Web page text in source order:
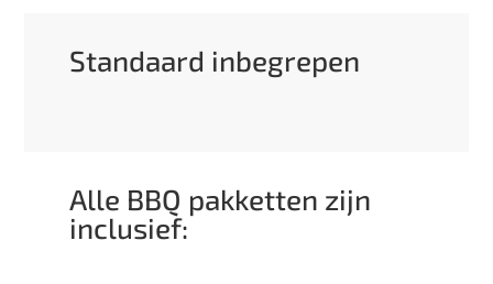
Standaard inbegrepen
Alle BBQ pakketten zijn
inclusief: